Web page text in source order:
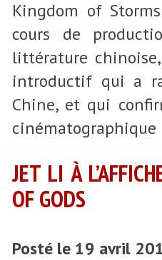
Kingdom of
cours de
littérature
introductif qui a
Chine, et qui
cinématographique
JET LI À
OF GODS
Posté le 19 avril